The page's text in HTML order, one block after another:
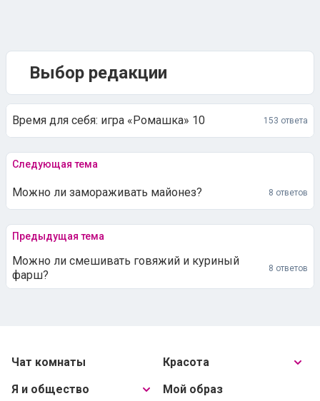
Выбор редакции
Время для себя: игра «Ромашка» 10 153 ответа
Следующая тема
Можно ли замораживать майонез? 8 ответов
Предыдущая тема
Можно ли смешивать говяжий и куриный
фарш?
8 ответов
Чат комнаты
Я и общество
Красота
Мой образ